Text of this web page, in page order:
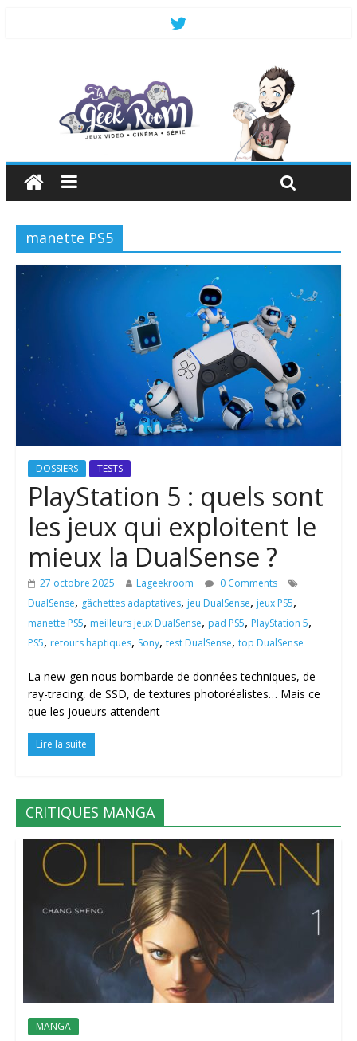
manette PS5
DOSSIERS TESTS
PlayStation 5 : quels sont
les jeux qui exploitent le
mieux la DualSense ?
27 octobre 2025 Lageekroom
0 Comments
DualSense, gâchettes adaptatives, jeu DualSense, jeux PS5,
manette PS5, meilleurs jeux DualSense, pad PS5, PlayStation 5,
PS5, retours haptiques, Sony, test DualSense, top DualSense
La new-gen nous bombarde de données techniques, de
ray-tracing, de SSD, de textures photoréalistes… Mais ce
que les joueurs attendent
Lire la suite
CRITIQUES MANGA
MANGA